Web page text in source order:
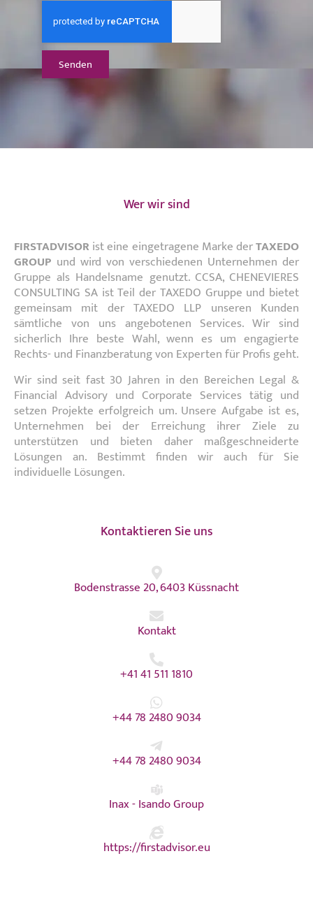
Senden
Wer wir sind
FIRSTADVISOR ist eine eingetragene Marke derTAXEDO
GROUP und wird von verschiedenen Unternehmen der
Gruppe als Handelsname genutzt. CCSA, CHENEVIERES
CONSULTING SA ist Teil der TAXEDO Gruppe und bietet
gemeinsam mit der TAXEDO LLP unseren Kunden
sämtliche von uns angebotenen Services. Wir sind
sicherlich Ihre beste Wahl, wenn es um engagierte
Rechts- und Finanzberatung von Experten für Profis geht.
Wir sind seit fast 30 Jahren in den Bereichen Legal &
Financial Advisory und Corporate Services tätig und
setzen Projekte erfolgreich um. Unsere Aufgabe ist es,
Unternehmen bei der Erreichung ihrer Ziele zu
unterstützen und bieten daher maßgeschneiderte
Lösungen an. Bestimmt finden wir auch für Sie
individuelle Lösungen.
Kontaktieren Sie uns
Bodenstrasse 20, 6403 Küssnacht
Kontakt
+41 41 511 1810
+44 78 2480 9034
+44 78 2480 9034
Inax - Isando Group
https://firstadvisor.eu